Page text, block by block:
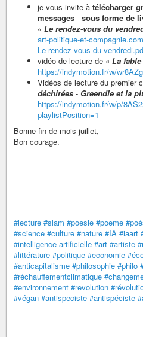
je vous invite à télécharger
messages - sous forme de
« Le rendez-vous du
art-politique-et-
Le-rendez-vous-du-
vidéo de lecture de « La
https://indymotion.fr/w/
Vidéos de lecture du premier
déchirées - Greendle et la
https://indymotion.fr/w/p/
playlistPosition=1
Bonne fin de mois juillet,
Bon courage.
#lecture #slam #poesie #poeme
#science #culture #nature #IA #iaart
#intelligence-artificielle #art #artiste
#littérature #politique #economie
#anticapitalisme #philosophie #philo
#réchauffementclimatique
#environnement #revolution
#végan #antispeciste #antispéciste